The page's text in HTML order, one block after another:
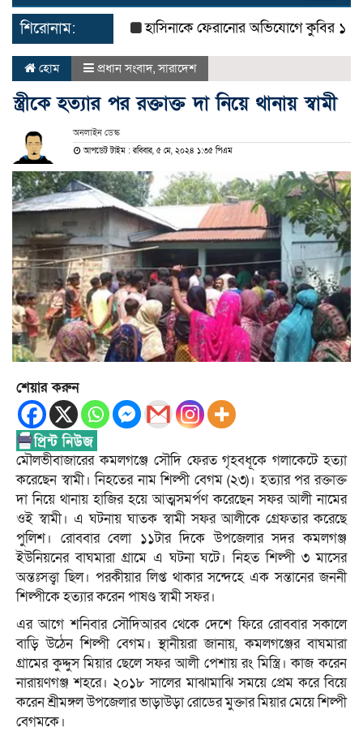
শিরোনাম: হাসিনাকে ফেরানোর অভিযোগে কুবির ১১
হোম প্রধান সংবাদ,সারাদেশ
স্ত্রীকে হত্যার পর রক্তাক্ত দা নিয়ে থানায় স্বামী
অনলাইন ডেস্ক
আপডেট টাইম : রবিবার, ৫ মে, ২০২৪ ১:৩৫ পিএম
শেয়ার করুন
মৌলভীবাজারের কমলগঞ্জে সৌদি ফেরত গৃহবধূকে গলাকেটে হত্যা
করেছেন স্বামী। নিহতের নাম শিল্পী বেগম (২৩)। হত্যার পর রক্তাক্ত
দা নিয়ে থানায় হাজির হয়ে আত্মসমর্পণ করেছেন সফর আলী নামের
ওই স্বামী। এ ঘটনায় ঘাতক স্বামী সফর আলীকে গ্রেফতার করেছে
পুলিশ। রোববার বেলা ১১টার দিকে উপজেলার সদর কমলগঞ্জ
ইউনিয়নের বাঘমারা গ্রামে এ ঘটনা ঘটে। নিহত শিল্পী ৩ মাসের
অন্তঃসত্ত্বা ছিল। পরকীয়ার লিপ্ত থাকার সন্দেহে এক সন্তানের জননী
শিল্পীকে হত্যার করেন পাষণ্ড স্বামী সফর।
এর আগে শনিবার সৌদিআরব থেকে দেশে ফিরে রোববার সকালে
বাড়ি উঠেন শিল্পী বেগম। স্থানীয়রা জানায়, কমলগঞ্জের বাঘমারা
গ্রামের কুদ্দুস মিয়ার ছেলে সফর আলী পেশায় রং মিস্ত্রি। কাজ করেন
নারায়ণগঞ্জ শহরে। ২০১৮ সালের মাঝামাঝি সময়ে প্রেম করে বিয়ে
করেন শ্রীমঙ্গল উপজেলার ভাড়াউড়া রোডের মুক্তার মিয়ার মেয়ে শিল্পী
বেগমকে।